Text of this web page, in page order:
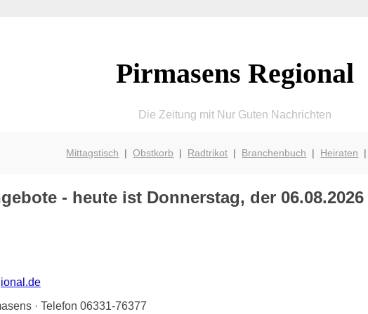
Pirmasens Regional
Die Zeitung mit Nur Guten Nachrichten
Mittagstisch |Obstkorb | Radtrikot | Branchenbuch | Heiraten |
- heute ist Donnerstag, der 06.08.2026
· Telefon 06331-76377